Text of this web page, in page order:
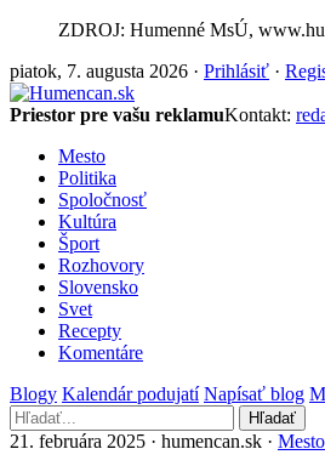
ZDROJ: Humenné MsÚ,
piatok, 7. augusta 2026 · Prihlásiť ·
Priestor pre vašu reklamuKontakt:
Mesto
Politika
Spoločnosť
Kultúra
Šport
Rozhovory
Slovensko
Svet
Recepty
Komentáre
Blogy Kalendár podujatí Napísať blog
Hľadať
21. februára 2025 · humencan.sk · Mesto